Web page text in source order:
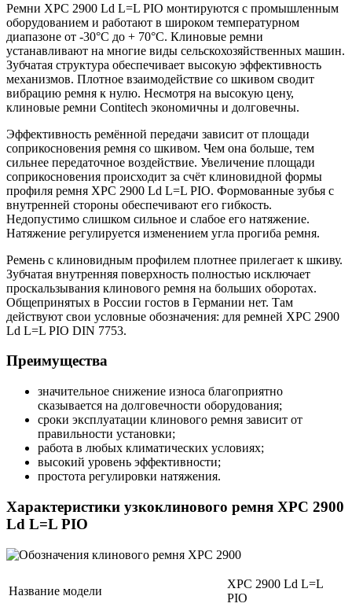
Ремни XPC 2900 Ld L=L PIO монтируются с промышленным
оборудованием и работают в широком температурном
диапазоне от -30°С до + 70°С. Клиновые ремни
устанавливают на многие виды сельскохозяйственных машин.
Зубчатая структура обеспечивает высокую эффективность
механизмов. Плотное взаимодействие со шкивом сводит
вибрацию ремня к нулю. Несмотря на высокую цену,
клиновые ремни Contitech экономичны и долговечны.
Эффективность ремённой передачи зависит от площади
соприкосновения ремня со шкивом. Чем она больше, тем
сильнее передаточное воздействие. Увеличение площади
соприкосновения происходит за счёт клиновидной формы
профиля ремня XPC 2900 Ld L=L PIO. Формованные зубья с
внутренней стороны обеспечивают его гибкость.
Недопустимо слишком сильное и слабое его натяжение.
Натяжение регулируется изменением угла прогиба ремня.
Ремень с клиновидным профилем плотнее прилегает к шкиву.
Зубчатая внутренняя поверхность полностью исключает
проскальзывания клинового ремня на больших оборотах.
Общепринятых в России гостов в Германии нет. Там
действуют свои условные обозначения: для ремней XPC 2900
Ld L=L PIO DIN 7753.
Преимущества
значительное снижение износа благоприятно
сказывается на долговечности оборудования;
сроки эксплуатации клинового ремня зависит от
правильности установки;
работа в любых климатических условиях;
высокий уровень эффективности;
простота регулировки натяжения.
Характеристики узкоклинового ремня XPC 2900
Ld L=L PIO
Название модели
XPC 2900 Ld L=L
PIO